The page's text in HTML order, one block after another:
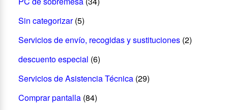
Sin categorizar (5)
Servicios de envío, recogidas y sustituciones (2)
descuento especial (6)
Servicios de Asistencia Técnica (29)
Comprar pantalla (84)